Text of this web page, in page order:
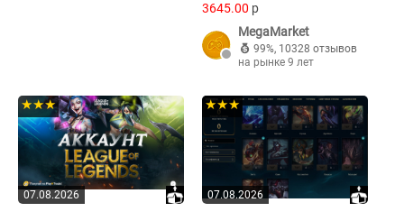
3645.00 p
MegaMarket
99%, 10328 отзывов
на рынке 9 лет
07.08.2026
★★★
07.08.2026
★★★